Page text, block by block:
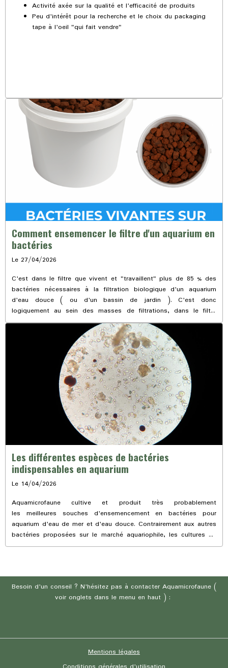
Activité axée sur la qualité et l'efficacité de produits
Peu d'intérêt pour la recherche et le choix du packaging
tape à l'oeil "qui fait vendre"
Comment ensemencer le filtre d'un aquarium en
bactéries
Le 27/04/2026
C'est dans le filtre que vivent et "travaillent" plus de 85 % des
bactéries nécessaires à la filtration biologique d'un aquarium
d'eau douce ( ou d'un bassin de jardin ). C'est donc
logiquement au sein des masses de filtrations, dans le filtre
externe généralement, que devraient être introduite directement
les souches de bactéries au démarrage de l'aquarium. Or, la
plupart des aquariophiles d'eau douce continuent à ajouter des
bactéries dans la colonne d'eau de leurs aquariums. Cet article
vise à corriger cette erreur afin d'optimiser
l'ensemencement bactérien des filtres.
Les différentes espèces de bactéries
indispensables en aquarium
Le 14/04/2026
Aquamicrofaune cultive et produit très probablement
les meilleures souches d'ensemencement en bactéries pour
aquarium d'eau de mer et d'eau douce. Contrairement aux autres
bactéries proposées sur le marché aquariophile, les cultures de
bactéries Aquamicrofaune ne sont pas monospécifiques mais
Aquamicrofaune sont constituées d'un panel de bactéries
largement enrichi.
de l'azote comprenant trois étapes, la transformation de
Besoin d'un conseil ? N'hésitez pas à contacter Aquamicrofaune (
voir onglets dans le menu en haut ) :
Mentions légales